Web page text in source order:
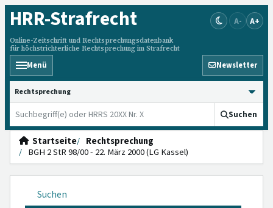
HRR-Strafrecht
Online-Zeitschrift und Rechtsprechungsdatenbank
für höchstrichterliche Rechtsprechung im Strafrecht
A- A+
Menü Newsletter
HRRS durchsuchen
Suchen
Startseite
Rechtsprechung
BGH 2 StR 98/00 - 22. März 2000 (LG Kassel)
Suchen